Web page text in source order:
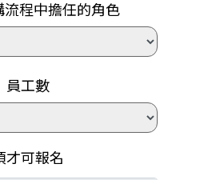
程中擔任的角色
員工數
才可報名